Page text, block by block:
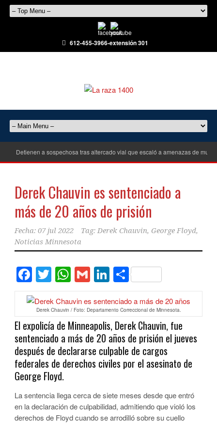
612-455-3966-extensión 301
Detienen a sospechosa tras altercado vial que escaló a amenazas de
Derek Chauvin es sentenciado a
más de 20 años de prisión
Fecha: 07 jul 2022 Tag: Derek Chauvin, George Floyd,
Noticias Minnesota
Facebook
Twitter
WhatsApp
GmailLinkedIn
Compartir
Derek Chauvin / Foto: Departamento Correccional de Minnesota.
El expolicía de Minneapolis, Derek Chauvin, fue
sentenciado a más de 20 años de prisión el jueves
después de declararse culpable de cargos
federales de derechos civiles por el asesinato de
George Floyd.
La sentencia llega cerca de siete meses desde que entró
en la declaración de culpabilidad, admitiendo que violó los
derechos de Floyd cuando se arrodilló sobre su cuello